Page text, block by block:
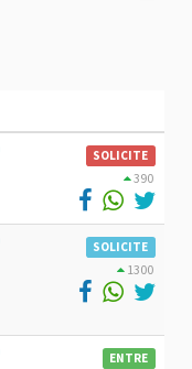
SOLICITE
390
SOLICITE
1300
ENTRE